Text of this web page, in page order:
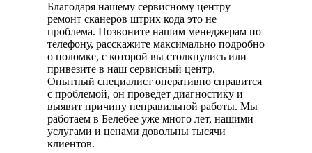
Благодаря нашему сервисному центру
ремонт сканеров штрих кода это не
проблема. Позвоните нашим менеджерам по
телефону, расскажите максимально подробно
о поломке, с которой вы столкнулись или
привезите в наш сервисный центр.
Опытный специалист оперативно справится
с проблемой, он проведет диагностику и
выявит причину неправильной работы. Мы
работаем в Белебее уже много лет, нашими
услугами и ценами довольны тысячи
клиентов.